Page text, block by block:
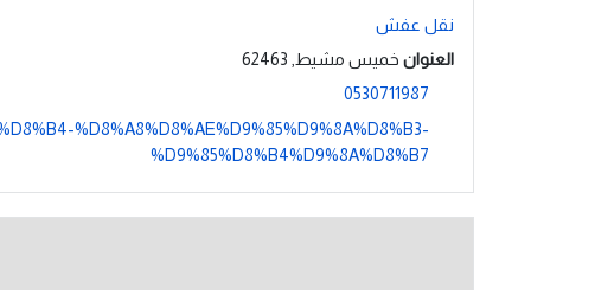
نقل عفش
العنوان خميس مشيط, 62463
0530711987
%D8%A8%D8%AE%D9%85%D9%8A%D8%B3-
%D9%85%D8%B4%D9%8A%D8%B7